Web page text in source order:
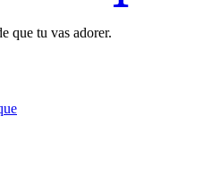
que tu vas adorer.